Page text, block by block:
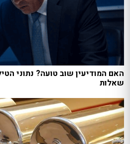
האם המודיעין שוב טועה? נתוני
שאלות